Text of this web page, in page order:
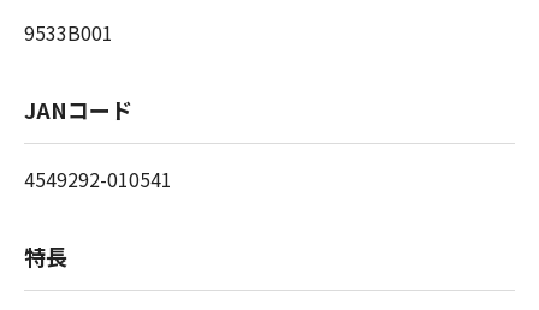
9533B001
JANコード
4549292-010541
特長